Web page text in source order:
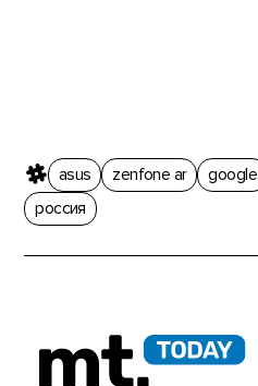
asus zenfone ar google
россия